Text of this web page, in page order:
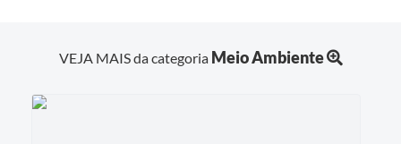
VEJA MAIS da categoria Meio Ambiente